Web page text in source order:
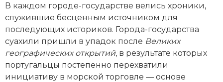
В каждом городе-государстве велись хроники,
служившие бесценным источником для
последующих историков. Города-государства
суахили пришли в упадок после Великих
географических открытий, в результате которых
португальцы постепенно перехватили
инициативу в морской торговле — основе